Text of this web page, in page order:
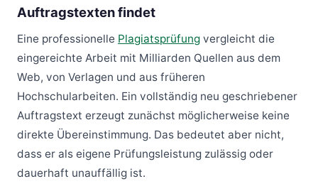
Auftragstexten findet
Eine professionelle Plagiatsprüfung vergleicht die
eingereichte Arbeit mit Milliarden Quellen aus dem
Web, von Verlagen und aus früheren
Hochschularbeiten. Ein vollständig neu geschriebener
Auftragstext erzeugt zunächst möglicherweise keine
direkte Übereinstimmung. Das bedeutet aber nicht,
dass er als eigene Prüfungsleistung zulässig oder
dauerhaft unauffällig ist.